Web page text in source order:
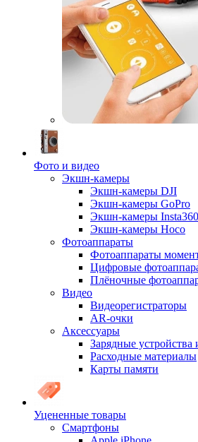
Фото и видео
Экшн-камеры
Экшн-камеры DJI
Экшн-камеры GoPro
Экшн-камеры Insta360
Экшн-камеры Hoco
Фотоаппараты
Фотоаппараты
Цифровые
Плёночные
Видео
Видеорегистраторы
AR-очки
Аксессуары
Зарядные устройства
Расходные материалы
Карты памяти
Уцененные товары
Cмартфоны